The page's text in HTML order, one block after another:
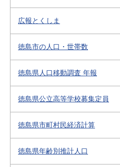
広報とくしま
徳島市の人口・世帯数
徳島県人口移動調査 年報
徳島県公立高等学校募集定員
徳島県市町村民経済計算
徳島県年齢別推計人口